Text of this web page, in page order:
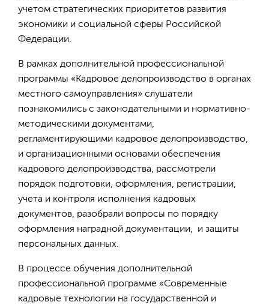
учетом стратегических приоритетов развития
экономики и социальной сферы Российской
Федерации.
В рамках дополнительной профессиональной
программы «Кадровое делопроизводство в органах
местного самоуправления» слушатели
познакомились с законодательными и нормативно-
методическими документами,
регламентирующими кадровое делопроизводство,
и организационными основами обеспечения
кадрового делопроизводства, рассмотрели
порядок подготовки, оформления, регистрации,
учета и контроля исполнения кадровых
документов, разобрали вопросы по порядку
оформления наградной документации, и защиты
персональных данных.
В процессе обучения дополнительной
профессиональной программе «Современные
кадровые технологии на государственной и